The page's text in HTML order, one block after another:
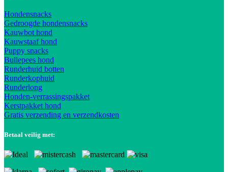
Hondensnacks
Gedroogde hondensnacks
Kauwbot hond
Kauwstaaf hond
Puppy snacks
Bullepees hond
Runderhuid botten
Runderkophuid
Runderlong
Honden-verrassingspakket
Kerstpakket hond
Gratis verzending en verzendkosten
Betaal veilig met: